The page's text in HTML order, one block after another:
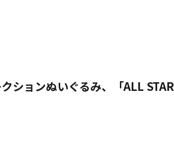
ションぬいぐるみ、「ALL STAR